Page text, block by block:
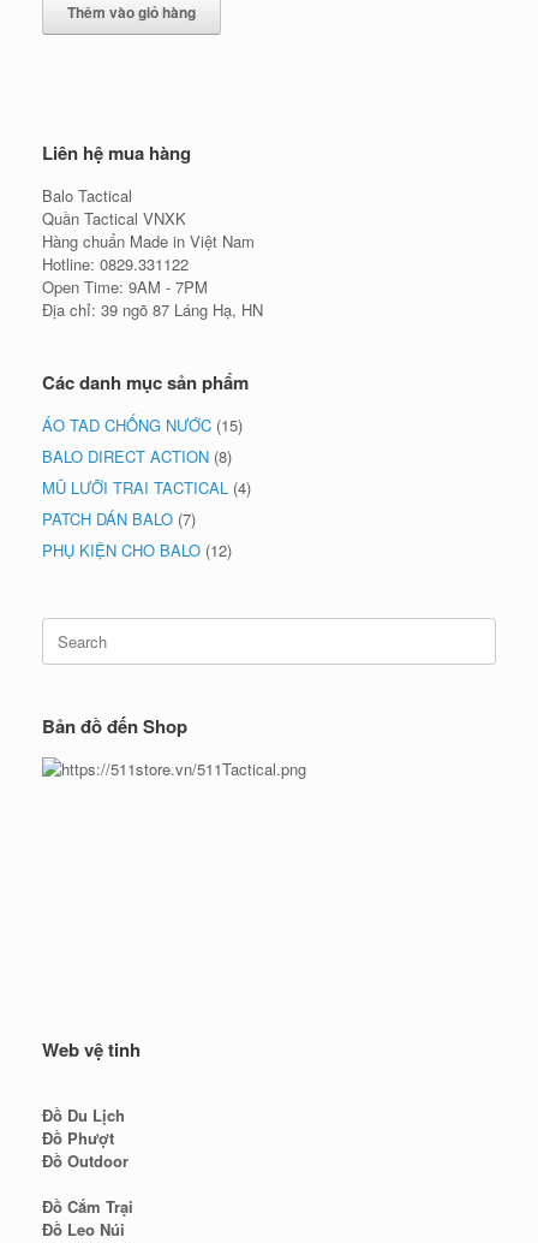
Thêm vào giỏ hàng
Liên hệ mua hàng
Balo Tactical
Quần Tactical VNXK
Hàng chuẩn Made in Việt Nam
Hotline: 0829.331122
Open Time: 9AM - 7PM
Địa chỉ: 39 ngõ 87 Láng Hạ, HN
Các danh mục sản phẩm
ÁO TAD CHỐNG NƯỚC (15)
BALO DIRECT ACTION (8)
MŨ LƯỠI TRAI TACTICAL (4)
PATCH DÁN BALO (7)
PHỤ KIỆN CHO BALO (12)
Search
for:
Bản đồ đến Shop
Web vệ tinh
Đồ Du Lịch
Đồ Phượt
Đồ Outdoor
Đồ Cắm Trại
Đồ Leo Núi